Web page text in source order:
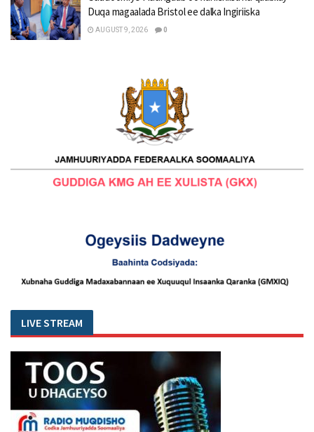
Duqa magaalada Bristol ee dalka Ingiriiska
AUGUST 9, 2026 0
LIVE STREAM